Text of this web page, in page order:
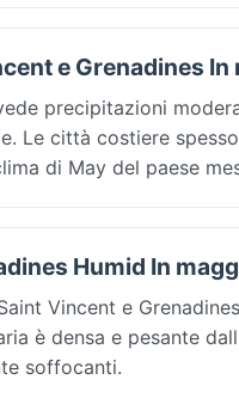
e Grenadines In
precipitazioni
Le città costiere
di May del paese
Humid In
Vincent e
è densa e pesante
soffocanti.